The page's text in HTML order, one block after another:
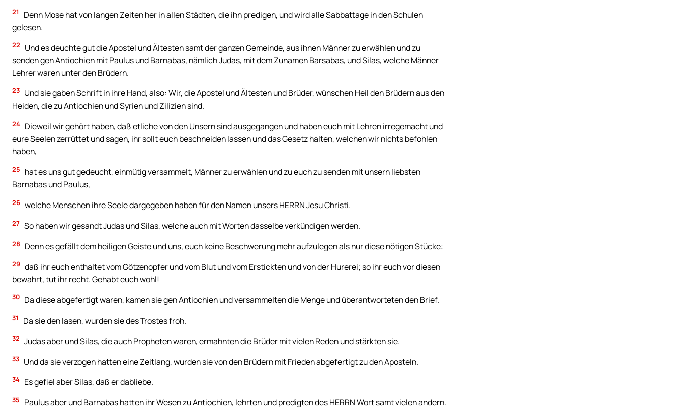
21
Denn Mose hat von langen Zeiten her in allen Städten, die ihn predigen, und wird alle Sabbattage in den Schulen
gelesen.
22
Und es deuchte gut die Apostel und Ältesten samt der ganzen Gemeinde, aus ihnen Männer zu erwählen und zu
senden gen Antiochien mit Paulus und Barnabas, nämlich Judas, mit dem Zunamen Barsabas, und Silas, welche Männer
Lehrer waren unter den Brüdern.
23 Und sie gaben Schrift in ihre Hand, also: Wir, die Apostel und Ältesten und Brüder, wünschen Heil den Brüdern aus den
Heiden, die zu Antiochien und Syrien und Zilizien sind.
24 Dieweil wir gehört haben, daß etliche von den Unsern sind ausgegangen und haben euch mit Lehren irregemacht und
eure Seelen zerrüttet und sagen, ihr sollt euch beschneiden lassen und das Gesetz halten, welchen wir nichts befohlen
haben,
25
hat es uns gut gedeucht, einmütig versammelt, Männer zu erwählen und zu euch zu senden mit unsern liebsten
Barnabas und Paulus,
26 welche Menschen ihre Seele dargegeben haben für den Namen unsers HERRN Jesu Christi.
27 So haben wir gesandt Judas und Silas, welche auch mit Worten dasselbe verkündigen werden.
28 Denn es gefällt dem heiligen Geiste und uns, euch keine Beschwerung mehr aufzulegen als nur diese nötigen Stücke:
29 daß ihr euch enthaltet vom Götzenopfer und vom Blut und vom Erstickten und von der Hurerei; so ihr euch vor diesen
bewahrt, tut ihr recht. Gehabt euch wohl!
30 Da diese abgefertigt waren, kamen sie gen Antiochien und versammelten die Menge und überantworteten den Brief.
31 Da sie den lasen, wurden sie des Trostes froh.
32 Judas aber und Silas, die auch Propheten waren, ermahnten die Brüder mit vielen Reden und stärkten sie.
33 Und da sie verzogen hatten eine Zeitlang, wurden sie von den Brüdern mit Frieden abgefertigt zu den Aposteln.
34 Es gefiel aber Silas, daß er dabliebe.
35 Paulus aber und Barnabas hatten ihr Wesen zu Antiochien, lehrten und predigten des HERRN Wort samt vielen andern.